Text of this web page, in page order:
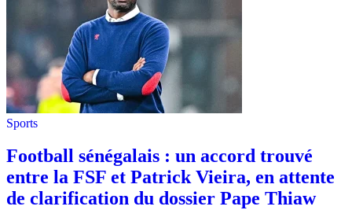
Sports
Football sénégalais : un accord trouvé
entre la FSF et Patrick Vieira, en attente
de clarification du dossier Pape Thiaw